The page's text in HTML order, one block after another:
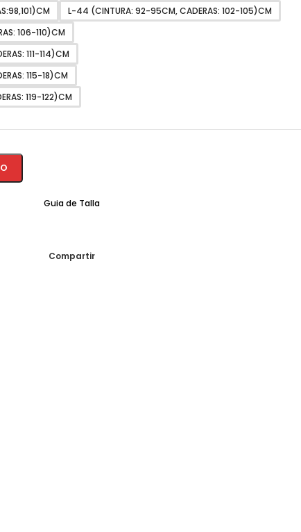
L-44 (CINTURA: 92-95CM, CADERAS: 102-105)CM
106-110)CM
111-114)CM
115-18)CM
119-122)CM
Guia de Talla
Compartir